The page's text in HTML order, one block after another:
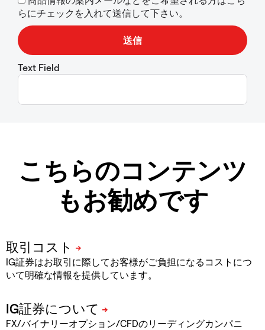
らにチェックを入れて送信して下さい。
Text Field
こちらのコンテンツ
もお勧めです
IG証券はお取引に際してお客様がご負担になるコストにつ
いて明確な情報を提供しています。
FX/バイナリーオプション/CFDのリーディングカンパニ